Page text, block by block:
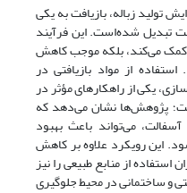
تولید زباله، بازیافت به یکی
تبدیل شده‌است. این فرآیند
کمک می‌کند، بلکه موجب کاهش
از مواد‌ بازیافتی در
یکی از راهکارهای مؤثر در
پژوهش‌ها نشان می‌دهد که
می‌تواند باعث بهبود
این رویکرد علاوه‌ بر کاهش
استفاده از منابع طبیعی را نیز
و ساختمانی در محیط جلوگیری